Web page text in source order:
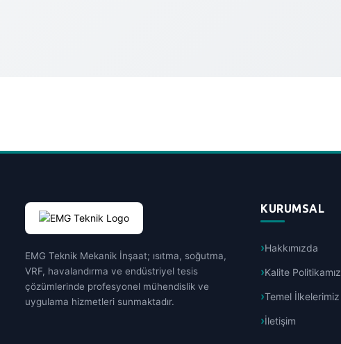
EMG Teknik Mekanik İnşaat; ısıtma, soğutma,
VRF, havalandırma ve endüstriyel tesis
çözümlerinde profesyonel mühendislik ve
uygulama hizmetleri sunmaktadır.
KURUMSAL
Hakkımızda
Kalite Politikamız
Temel İlkelerimiz
İletişim